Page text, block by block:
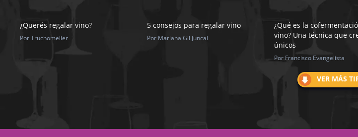
¿Querés regalar vino?
Por Truchomelier
5 consejos para regalar vino
Por Mariana Gil Juncal
¿Qué es la
vino? Una técnica que
únicos
Por Francisco Evangelista
VER MÁS